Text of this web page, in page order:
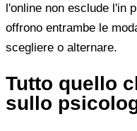
l'online non esclude l'in
offrono entrambe le
scegliere o alternare.
Tutto quello
sullo